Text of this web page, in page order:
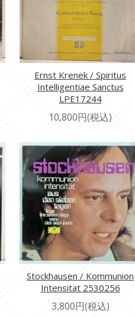
Ernst Krenek / Spiritus
Intelligentiae Sanctus
LPE17244
10,800円(税込)
Stockhausen / Kommunion
Intensitat 2530256
3,800円(税込)